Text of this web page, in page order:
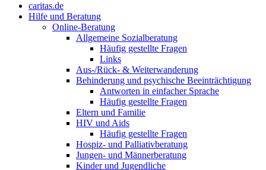
caritas.de
Hilfe und Beratung
Online-Beratung
Allgemeine Sozialberatung
Häufig gestellte Fragen
Links
Aus-/Rück- & Weiterwanderung
Behinderung und psychische Beeinträchtigung
Antworten in einfacher Sprache
Häufig gestellte Fragen
Eltern und Familie
HIV und Aids
Häufig gestellte Fragen
Hospiz- und Palliativberatung
Jungen- und Männerberatung
Kinder und Jugendliche